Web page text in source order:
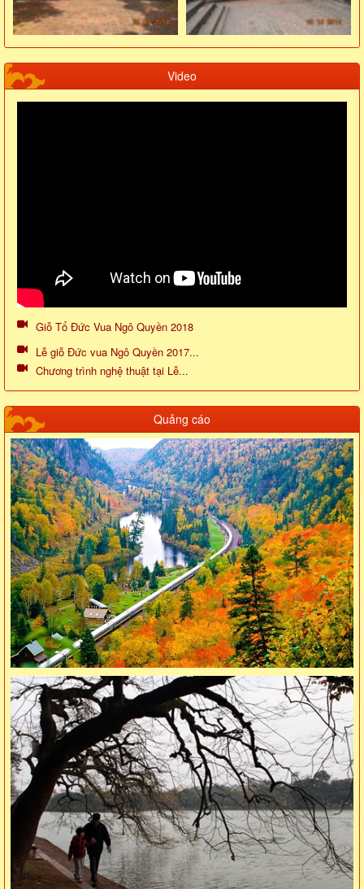
Video
Giỗ Tổ Đức Vua Ngô Quyền 2018
Lễ giỗ Đức vua Ngô Quyền 2017...
Chương trình nghệ thuật tại Lễ...
Quảng cáo